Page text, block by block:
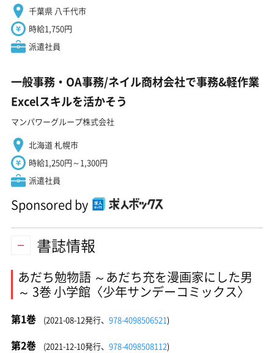
千葉県 八千代市
時給1,750円
派遣社員
一般事務・OA事務/ネイル商材会社で事務&軽作業
Excelスキルを活かそう
マンパワーグループ株式会社
北海道 札幌市
時給1,250円～1,300円
派遣社員
Sponsored by
書誌情報
あだち勉物語 ～あだち充を漫画家にした男
～ 3巻 小学館〈少年サンデーコミックス〉
第1巻 (2021-08-12発行、 978-4098506521)
第2巻 (2021-12-10発行、 978-4098508112)